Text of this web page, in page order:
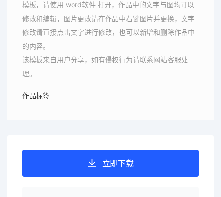
模板，请使用 word软件 打开，作品中的文字与图均可以
修改和编辑，图片更改请在作品中右键图片并更换，文字
修改请直接点击文字进行修改，也可以新增和删除作品中
的内容。
该模板来自用户分享，如有侵权行为请联系网站客服处
理。
作品标签
立即下载